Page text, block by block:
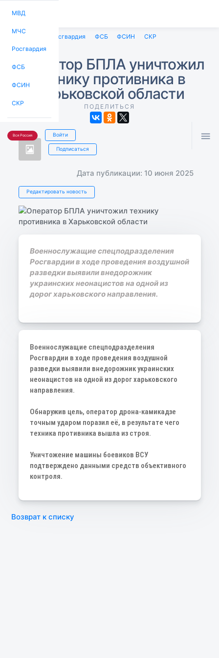
МВД
МЧС
Росгвардия
ФСБ
ФСИН
СКР
Вся Россия Войти 
Росгвардия ФСБ ФСИН СКР
Оператор БПЛА уничтожил
технику противника в
Харьковской области
ПОДЕЛИТЬСЯ
Подписаться
Дата публикации: 10 июня 2025
Редактировать новость
Военнослужащие спецподразделения
Росгвардии в ходе проведения воздушной
разведки выявили внедорожник
украинских неонацистов на одной из
дорог харьковского направления.
Военнослужащие спецподразделения
Росгвардии в ходе проведения воздушной
разведки выявили внедорожник украинских
неонацистов на одной из дорог харьковского
направления.
Обнаружив цель, оператор дрона-камикадзе
точным ударом поразил её, в результате чего
техника противника вышла из строя.
Уничтожение машины боевиков ВСУ
подтверждено данными средств объективного
контроля.
Возврат к списку